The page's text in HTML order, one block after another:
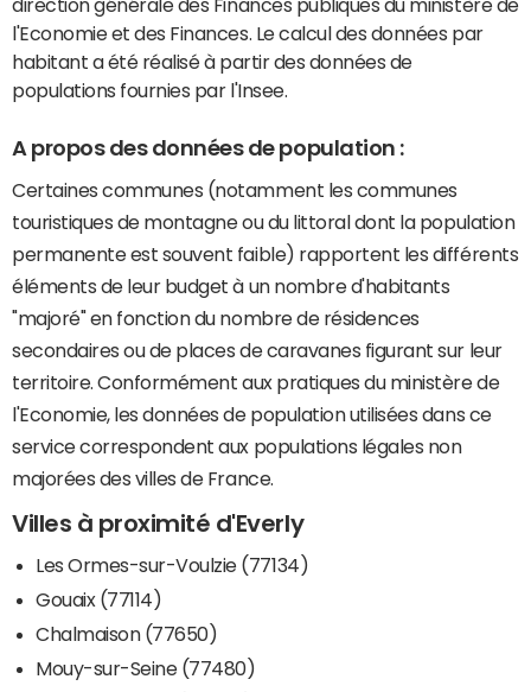
direction générale des Finances publiques du ministère de
l'Economie et des Finances. Le calcul des données par
habitant a été réalisé à partir des données de
populations fournies par l'Insee.
A propos des données de population :
Certaines communes (notamment les communes
touristiques de montagne ou du littoral dont la population
permanente est souvent faible) rapportent les différents
éléments de leur budget à un nombre d'habitants
"majoré" en fonction du nombre de résidences
secondaires ou de places de caravanes figurant sur leur
territoire. Conformément aux pratiques du ministère de
l'Economie, les données de population utilisées dans ce
service correspondent aux populations légales non
majorées des villes de France.
Villes à proximité d'Everly
Les Ormes-sur-Voulzie (77134)
Gouaix (77114)
Chalmaison (77650)
Mouy-sur-Seine (77480)